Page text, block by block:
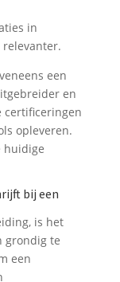
in
een
en
certificeringen
opleveren.
huidige
bij een
is het
grondig te
een